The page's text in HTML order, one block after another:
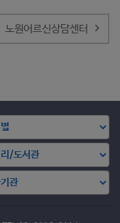
노원어르신상담센터